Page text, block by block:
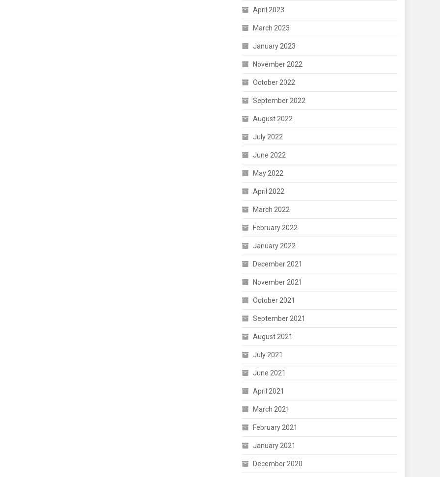
April 2023
March 2023
January 2023
November 2022
October 2022
September 2022
August 2022
July 2022
June 2022
May 2022
April 2022
March 2022
February 2022
January 2022
December 2021
November 2021
October 2021
September 2021
August 2021
July 2021
June 2021
April 2021
March 2021
February 2021
January 2021
December 2020